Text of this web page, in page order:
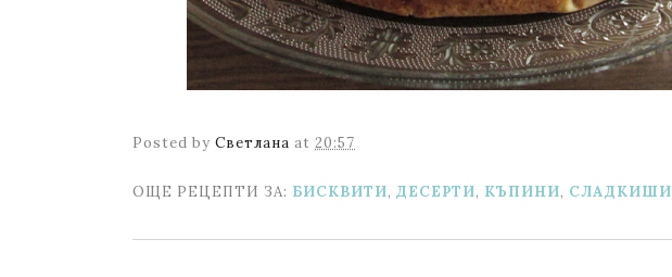
Posted by Светлана at 20:57
ОЩЕ РЕЦЕПТИ ЗА: БИСКВИТИ, ДЕСЕРТИ, КЪПИНИ, СЛАДКИШИ